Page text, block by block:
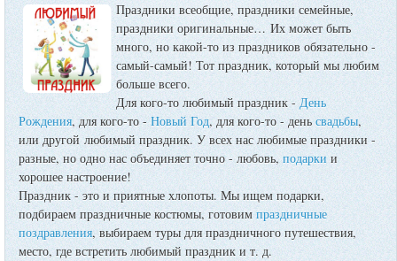
Праздники всеобщие, праздники семейные,
праздники оригинальные… Их может быть
много, но какой-то из праздников обязательно -
самый-самый! Тот праздник, который мы любим
больше всего.
Для кого-то любимый праздник - День
Рождения, для кого-то -Новый Год, для кого-то - деньсвадьбы,
или другой любимый праздник. У всех нас любимые праздники -
разные, но одно нас объединяет точно - любовь,подаркии
хорошее настроение!
Праздник - это и приятные хлопоты. Мы ищем подарки,
подбираем праздничные костюмы, готовимпраздничные
поздравления, выбираем туры для праздничного путешествия,
место, где встретить любимый праздник и т. д.